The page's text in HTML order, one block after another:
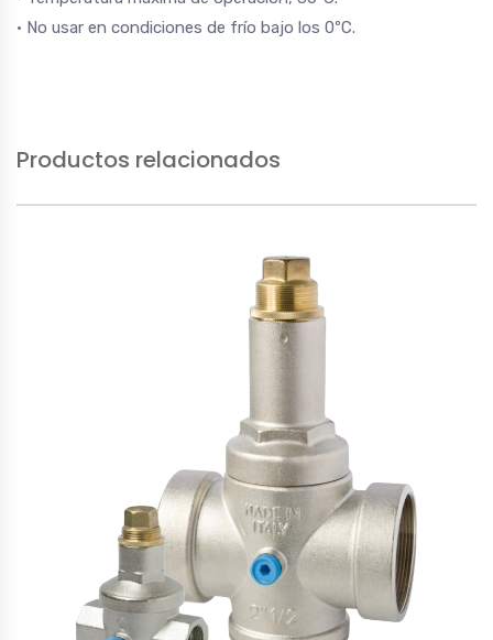
• No usar en condiciones de frío bajo los 0ºC.
Productos relacionados